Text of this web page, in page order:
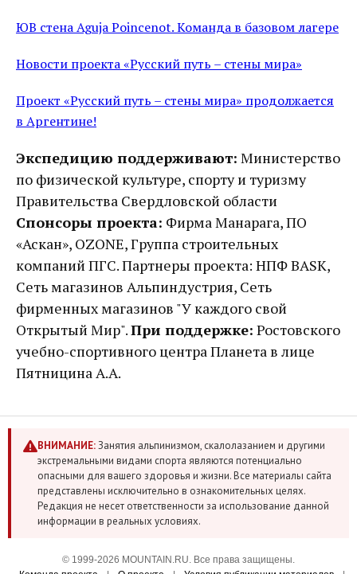
ЮВ стена Aguja Poincenot. Команда в базовом лагере
Новости проекта «Русский путь – стены мира»
Проект «Русский путь – стены мира» продолжается
в Аргентине!
Экспедицию поддерживают: Министерство
по физической культуре, спорту и туризму
Правительства Свердловской области
Спонсоры проекта: Фирма Манарага, ПО
«Аскан», OZONE, Группа строительных
компаний ПГС. Партнеры проекта: НПФ BASK,
Сеть магазинов Альпиндустрия, Сеть
фирменных магазинов "У каждого свой
Открытый Мир".При поддержке: Ростовского
учебно-спортивного центра Планета в лице
Пятницина А.А.
ВНИМАНИЕ:Занятия альпинизмом, скалолазанием и другими
экстремальными видами спорта являются потенциально
опасными для вашего здоровья и жизни. Все материалы сайта
представлены исключительно в ознакомительных целях.
Редакция не несет ответственности за использование данной
информации в реальных условиях.
© 1999-2026 MOUNTAIN.RU. Все права защищены.